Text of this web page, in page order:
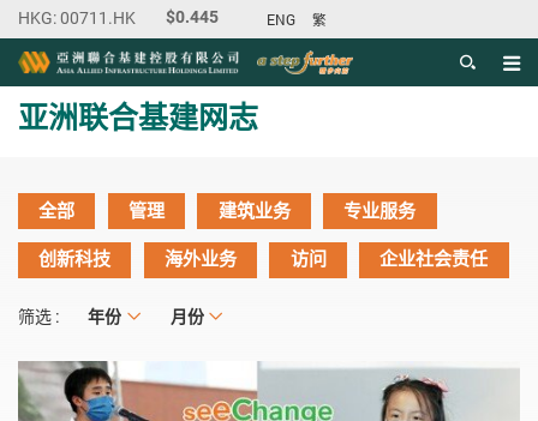
ENG 繁
目录
主内容开始
亚洲联合基建网志
全部 管理 建筑业务
专业服务
创新科技
海外业务 访问 企业社会责任
筛选 : 年份
年份 月份
月份